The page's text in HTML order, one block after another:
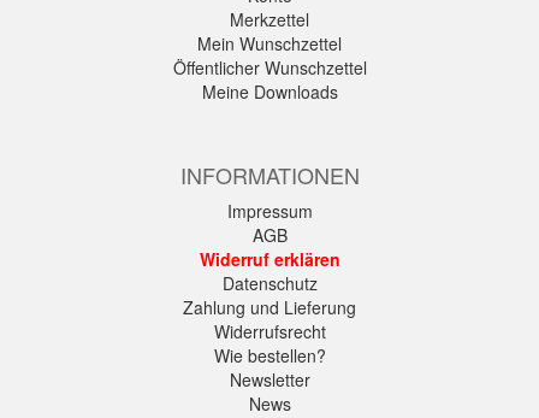
Merkzettel
Mein Wunschzettel
Öffentlicher Wunschzettel
Meine Downloads
INFORMATIONEN
Impressum
AGB
Widerruf erklären
Datenschutz
Zahlung und Lieferung
Widerrufsrecht
Wie bestellen?
Newsletter
News